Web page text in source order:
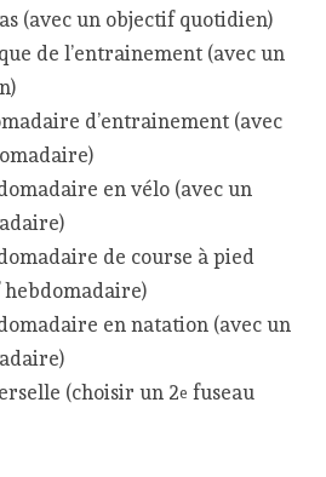
(avec un objectif quotidien)
de l’entrainement (avec un
d’entrainement (avec
en vélo (avec un
de course à pied
en natation (avec un
(choisir un 2e fuseau